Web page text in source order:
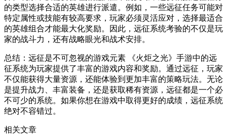
的类型选择合适的英雄进行派遣。例如，一些远征任务可能对
特定属性或技能有较高要求，玩家必须灵活应对，选择最适合
的英雄组合才能最大化奖励。因此，远征系统考验的不仅是玩
家的战斗力，还有战略眼光和战术安排。
总结：远征是不可忽视的游戏元素 《火炬之光》手游中的远
征系统为玩家提供了丰富的游戏内容和奖励。通过远征，玩家
不仅能获得大量资源，还能体验到更加丰富的策略玩法。无论
是提升战力、丰富装备，还是获取稀有资源，远征都是一个必
不可少的系统。如果你想在游戏中取得更好的成绩，远征系统
绝对不容错过。
相关文章